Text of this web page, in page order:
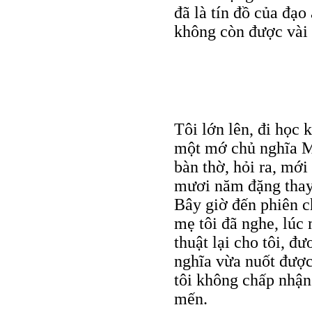
đã là tín đồ của
không còn được
Tôi lớn lên, đi học
một mớ chủ nghĩa
bàn thờ, hỏi ra, mới
mươi năm đặng
Bây giờ đến phiên
mẹ tôi đã nghe, lúc
thuật lại cho tôi,
nghĩa vừa nuốt
tôi không chấp
mến.